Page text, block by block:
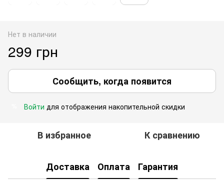
Нет в наличии
299 грн
Сообщить, когда появится
Войти для отображения накопительной скидки
В избранное К сравнению
Доставка Оплата Гарантия